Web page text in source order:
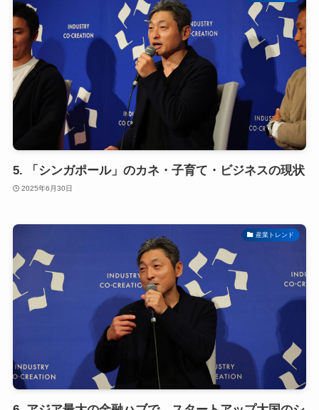
5. 「シンガポール」のカネ・子育て・ビジネスの現状
2025年6月30日
産業トレンド